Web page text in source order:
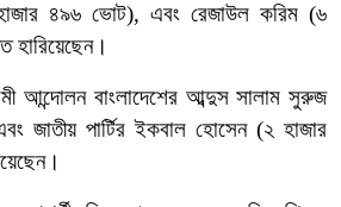
৪৯৬ ভোট), এবং রেজাউল করিম (৬
হারিয়েছেন।
আন্দোলন বাংলাদেশের আব্দুস সালাম সুরুজ
জাতীয় পার্টির ইকবাল হোসেন (২ হাজার